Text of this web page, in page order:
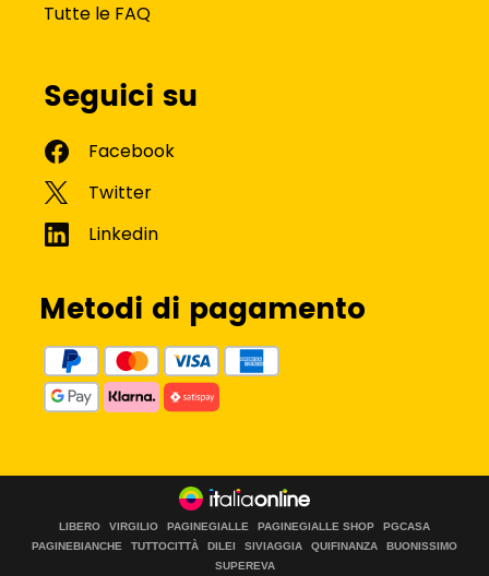
Tutte le FAQ
Seguici su
Metodi di pagamento
LIBERO VIRGILIO PAGINEGIALLE PAGINEGIALLE SHOP
PGCASA
PAGINEBIANCHE
TUTTOCITTÀ DILEI SIVIAGGIA QUIFINANZA
BUONISSIMO
SUPEREVA